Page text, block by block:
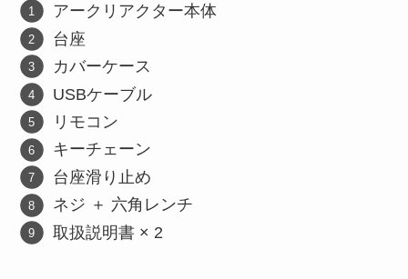
アークリアクター本体
台座
カバーケース
USBケーブル
リモコン
キーチェーン
台座滑り止め
ネジ ＋ 六角レンチ
取扱説明書 × 2